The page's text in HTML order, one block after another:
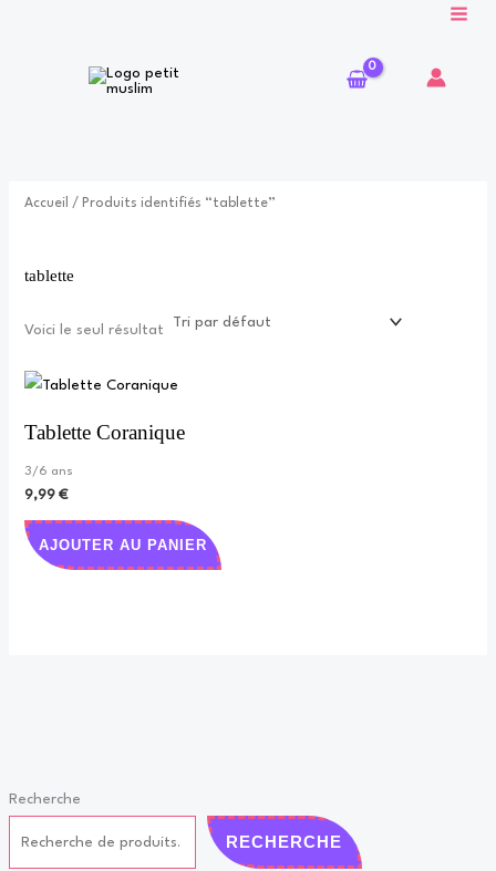
Recherche
RECHERCHE
Accueil / Produits identifiés “tablette”
tablette
Voici le seul résultat
Tablette Coranique
3/6 ans
9,99€
AJOUTER AU PANIER